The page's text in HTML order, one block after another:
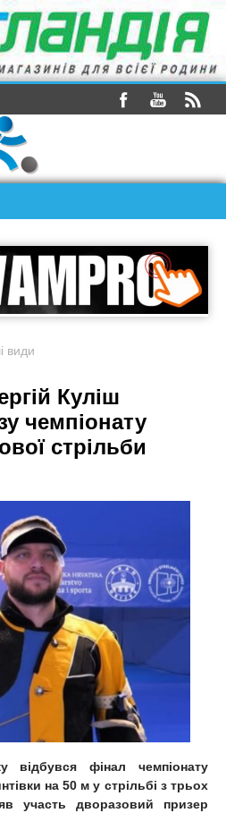
види
Куліш
чемпіонату
стрільби
відбувся фінал чемпіонату
на 50 м у стрільбі з трьох
участь дворазовий призер